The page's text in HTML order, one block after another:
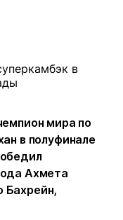
мира по
в полуфинале
Ахмета
Бахрейн,